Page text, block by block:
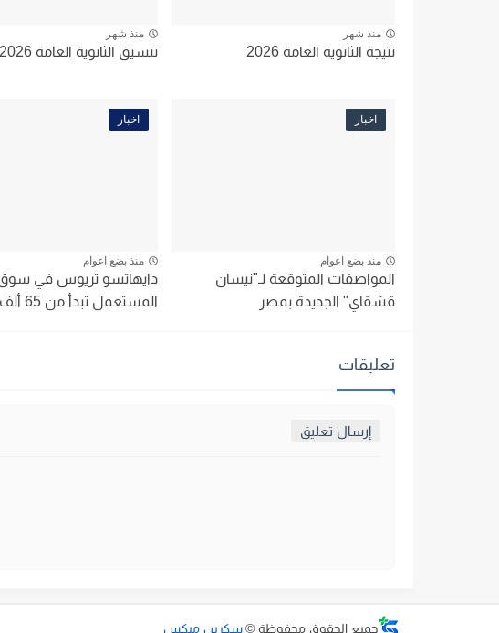
منذ شهر
نتيجة الثانوية العامة 2026
منذ شهر
تنسيق الثانوية العامة 2026
اخبار
منذ بضع اعوام
المواصفات المتوقعة لـ"نيسان
قشقاي" الجديدة بمصر
اخبار
منذ بضع اعوام
دايهاتسو تريوس في
المستعمل تبدأ من 65 ألف جنيه
تعليقات
إرسال تعليق
جميع الحقوق محفوظة © سكرين ميكس